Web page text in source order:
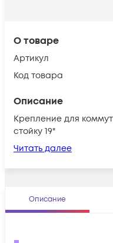
О товаре
Артикул
Код товара
Описание
Крепление для
стойку 19"
Читать далее
Описание